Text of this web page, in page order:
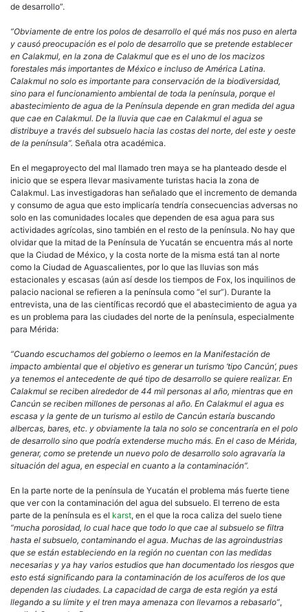
de desarrollo”.
“Obviamente de entre los polos de desarrollo el qué más nos puso en alerta
y causó preocupación es el polo de desarrollo que se pretende establecer
en Calakmul, en la zona de Calakmul que es el uno de los macizos
forestales más importantes de México e incluso de América Latina.
Calakmul no solo es importante para conservación de la biodiversidad,
sino para el funcionamiento ambiental de toda la península, porque el
abastecimiento de agua de la Península depende en gran medida del agua
que cae en Calakmul. De la lluvia que cae en Calakmul el agua se
distribuye a través del subsuelo hacia las costas del norte, del este y oeste
de la península”. Señala otra académica.
En el megaproyecto del mal llamado tren maya se ha planteado desde el
inicio que se espera llevar masivamente turistas hacia la zona de
Calakmul. Las investigadoras han señalado que el incremento de demanda
y consumo de agua que esto implicaría tendría consecuencias adversas no
solo en las comunidades locales que dependen de esa agua para sus
actividades agrícolas, sino también en el resto de la península. No hay que
olvidar que la mitad de la Península de Yucatán se encuentra más al norte
que la Ciudad de México, y la costa norte de la misma está tan al norte
como la Ciudad de Aguascalientes, por lo que las lluvias son más
estacionales y escasas (aún así desde los tiempos de Fox, los inquilinos de
palacio nacional se refieren a la península como “el sur”). Durante la
entrevista, una de las científicas recordó que el abastecimiento de agua ya
es un problema para las ciudades del norte de la península, especialmente
para Mérida:
“Cuando escuchamos del gobierno o leemos en la Manifestación de
impacto ambiental que el objetivo es generar un turismo ‘tipo Cancún’, pues
ya tenemos el antecedente de qué tipo de desarrollo se quiere realizar. En
Calakmul se reciben alrededor de 44 mil personas al año, mientras que en
Cancún se reciben millones de personas al año. En Calakmul el agua es
escasa y la gente de un turismo al estilo de Cancún estaría buscando
albercas, bares, etc. y obviamente la tala no solo se concentraría en el polo
de desarrollo sino que podría extenderse mucho más. En el caso de Mérida,
generar, como se pretende un nuevo polo de desarrollo solo agravaría la
situación del agua, en especial en cuanto a la contaminación”.
En la parte norte de la península de Yucatán el problema más fuerte tiene
que ver con la contaminación del agua del subsuelo. El terreno de esta
parte de la península es el karst, en el que la roca caliza del suelo tiene
“mucha porosidad, lo cual hace que todo lo que cae al subsuelo se filtra
hasta el subsuelo, contaminando el agua. Muchas de las agroindustrias
que se están estableciendo en la región no cuentan con las medidas
necesarias y ya hay varios estudios que han documentado los riesgos que
esto está significando para la contaminación de los acuíferos de los que
dependen las ciudades. La capacidad de carga de esta región ya está
llegando a su límite y el tren maya amenaza con llevarnos a rebasarlo”,